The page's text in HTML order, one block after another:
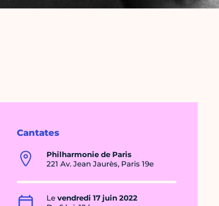
Cantates
Philharmonie de Paris
221 Av. Jean Jaurès, Paris 19e
Le vendredi 17 juin 2022